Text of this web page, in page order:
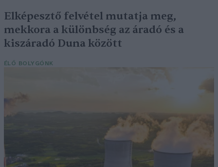
Elképesztő felvétel mutatja meg,
mekkora a különbség az áradó és a
kiszáradó Duna között
ÉLŐ BOLYGÓNK